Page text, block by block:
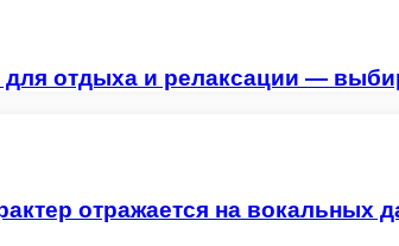
отдыха и релаксации —
отражается на вокальных